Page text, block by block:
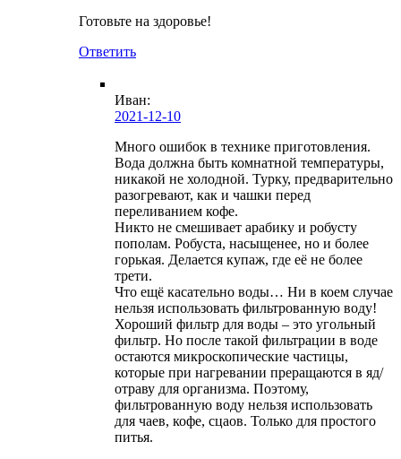
Готовьте на здоровье!
Ответить
Иван:
2021-12-10
Много ошибок в технике приготовления.
Вода должна быть комнатной температуры,
никакой не холодной. Турку, предварительно
разогревают, как и чашки перед
переливанием кофе.
Никто не смешивает арабику и робусту
пополам. Робуста, насыщенее, но и более
горькая. Делается купаж, где её не более
трети.
Что ещё касательно воды… Ни в коем случае
нельзя использовать фильтрованную воду!
Хороший фильтр для воды – это угольный
фильтр. Но после такой фильтрации в воде
остаются микроскопические частицы,
которые при нагревании преращаются в яд/
отраву для организма. Поэтому,
фильтрованную воду нельзя использовать
для чаев, кофе, сцаов. Только для простого
питья.